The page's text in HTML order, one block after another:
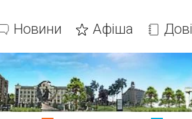
Новини Афіша